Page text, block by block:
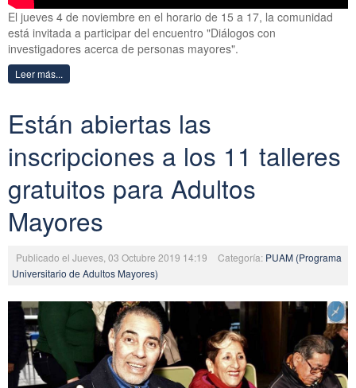
El jueves 4 de noviembre en el horario de 15 a 17, la comunidad
está invitada a participar del encuentro "Diálogos con
investigadores acerca de personas mayores".
Leer más...
Están abiertas las
inscripciones a los 11 talleres
gratuitos para Adultos
Mayores
Publicado el Jueves, 03 Octubre 2019 14:19 Categoría: PUAM (Programa
Universitario de Adultos Mayores)